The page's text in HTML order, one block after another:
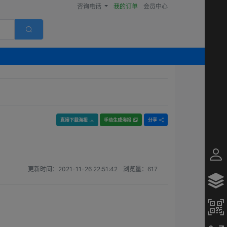
咨询电话 我的订单 会员中心
直接下载海报 手动生成海报 分享
更新时间： 2021-11-26 22:51:42 浏览量： 617